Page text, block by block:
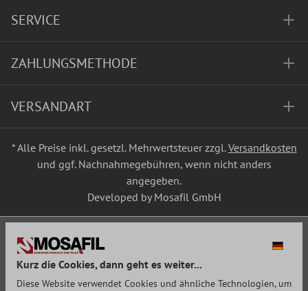
SERVICE
ZAHLUNGSMETHODE
VERSANDART
* Alle Preise inkl. gesetzl. Mehrwertsteuer zzgl.Versandkosten
und ggf. Nachnahmegebühren, wenn nicht anders
angegeben.
Developed by Mosafil GmbH
Kurz die Cookies, dann geht es weiter...
Diese Website verwendet Cookies und ähnliche Technologien, um